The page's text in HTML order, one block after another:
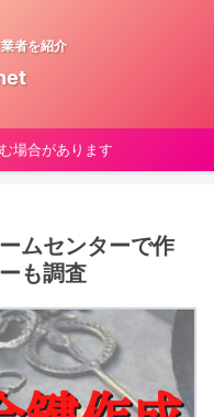
者を紹介
場合があります
ムセンターで作
も調査